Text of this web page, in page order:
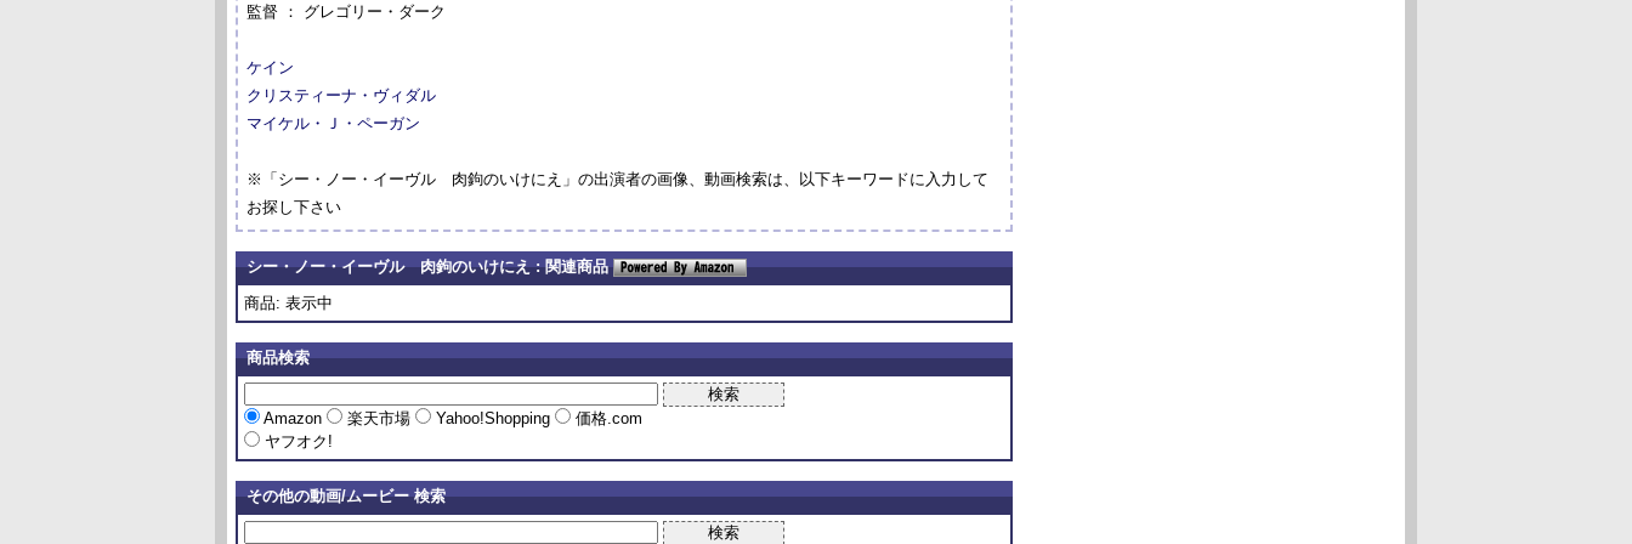
監督 ： グレゴリー・ダーク
ケイン
クリスティーナ・ヴィダル
マイケル・Ｊ・ペーガン
※「シー・ノー・イーヴル 肉鉤のいけにえ」の出演者の画像、動画検索は、以下キーワードに入力して
お探し下さい
シー・ノー・イーヴル 肉鉤のいけにえ : 関連商品
商品: 表示中
商品検索
Amazon 楽天市場 Yahoo!Shopping
価格.com
ヤフオク!
その他の動画/ムービー 検索